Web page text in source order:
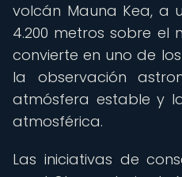
volcán Mauna Kea, a
4.200 metros sobre el
convierte en uno de
la observación
atmósfera estable y
atmosférica.
Las iniciativas de